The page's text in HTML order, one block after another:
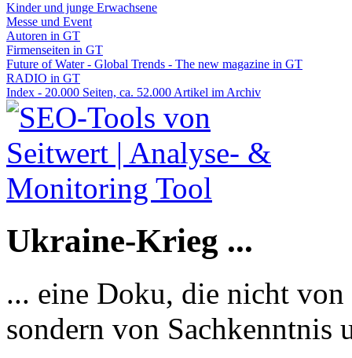
Kinder und junge Erwachsene
Messe und Event
Autoren in GT
Firmenseiten in GT
Future of Water - Global Trends - The new magazine in GT
RADIO in GT
Index - 20.000 Seiten, ca. 52.000 Artikel im Archiv
Ukraine-Krieg ...
... eine Doku, die nicht
sondern von Sachkenntnis